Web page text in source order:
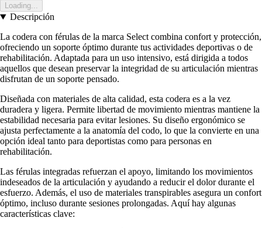
Loading...
Descripción
La codera con férulas de la marca Select combina confort y protección,
ofreciendo un soporte óptimo durante tus actividades deportivas o de
rehabilitación. Adaptada para un uso intensivo, está dirigida a todos
aquellos que desean preservar la integridad de su articulación mientras
disfrutan de un soporte pensado.
Diseñada con materiales de alta calidad, esta codera es a la vez
duradera y ligera. Permite libertad de movimiento mientras mantiene la
estabilidad necesaria para evitar lesiones. Su diseño ergonómico se
ajusta perfectamente a la anatomía del codo, lo que la convierte en una
opción ideal tanto para deportistas como para personas en
rehabilitación.
Las férulas integradas refuerzan el apoyo, limitando los movimientos
indeseados de la articulación y ayudando a reducir el dolor durante el
esfuerzo. Además, el uso de materiales transpirables asegura un confort
óptimo, incluso durante sesiones prolongadas. Aquí hay algunas
características clave: